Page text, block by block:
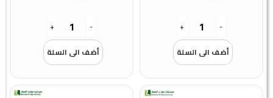
-
+
أضف الى السلة
-
+
أضف الى السلة